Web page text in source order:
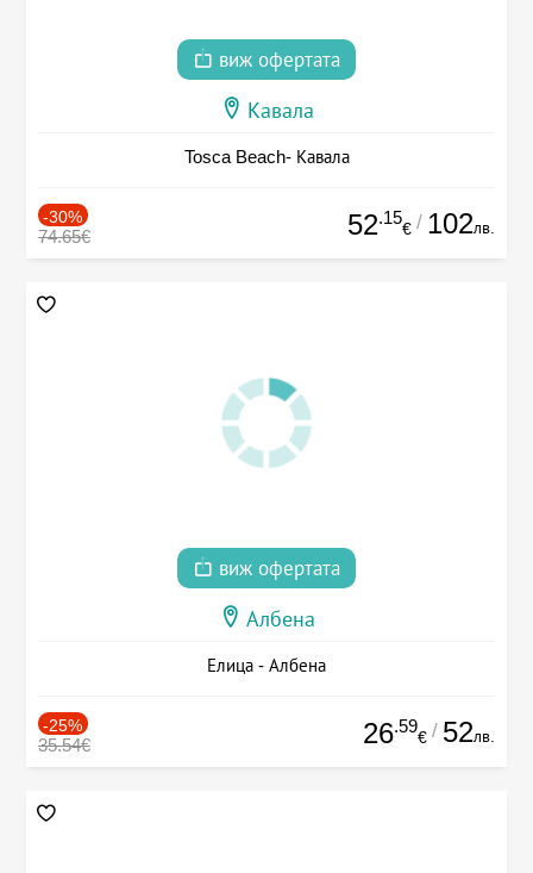
виж офертата
Кавала
Tosca Beach- Кавала
-30%
74.65€ 52.15
€ / 102лв.
виж офертата
Албена
Елица - Албена
-25%
35.54€ 26.59
€ / 52лв.